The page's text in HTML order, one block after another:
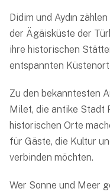
Didim und Aydın
der Ägäisküste der
ihre historischen
entspannten
Zu den bekanntesten
Milet, die antike Stadt
historischen Orte
für Gäste, die Kultur
verbinden möchten.
Wer Sonne und Meer